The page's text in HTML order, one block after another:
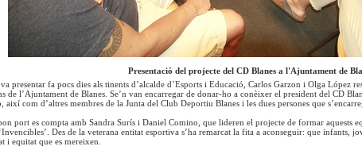
Presentació del projecte del CD Blanes a l'Ajuntament de
presentar fa pocs dies als tinents d’alcalde d’Esports i Educació, Carlos Garzon i Olga López
de l’Ajuntament de Blanes. Se’n van encarregar de donar-ho a conèixer el president del CD
així com d’altres membres de la Junta del Club Deportiu Blanes i les dues persones que
port es compta amb Sandra Surís i Daniel Comino, que lideren el projecte de formar aquests
Des de la veterana entitat esportiva s’ha remarcat la fita a aconseguir: que infants,
i equitat que es mereixen.